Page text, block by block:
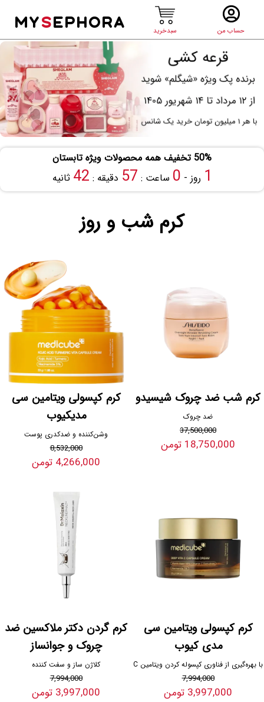
حساب من سبدخرید
MYSEPHORA
50% تخفیف همه محصولات ویژه تابستان
1 روز - 0 ساعت : 57 دقیقه : 41 ثانیه
کرم شب و روز
کرم شب ضد چروک شیسیدو
ضد چروک
37,500,000
18,750,000 تومن
کرم کپسولی ویتامین سی
مدیکیوب
وشن‌کننده و ضدکدری پوست
8,532,000
4,266,000 تومن
کرم کپسولی ویتامین سی
مدی کیوب
با بهره‌گیری از فناوری کپسوله کردن ویتامین C
7,994,000
3,997,000 تومن
کرم گردن دکتر ملاکسین ضد
چروک و جوانساز
کلاژن ساز و سفت کننده
7,994,000
3,997,000 تومن